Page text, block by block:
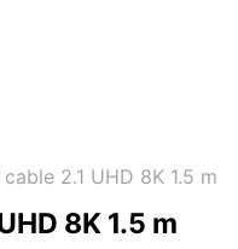
2.1 UHD 8K 1.5 m
8K 1.5 m